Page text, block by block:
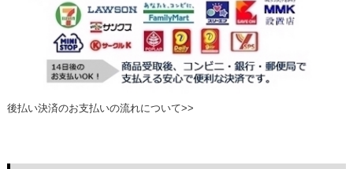
後払い決済のお支払いの流れについて>>